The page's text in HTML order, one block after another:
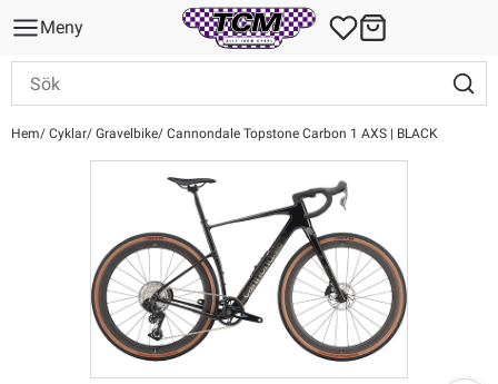
Meny
Hem Cyklar Gravelbike Cannondale Topstone Carbon 1 AXS | BLACK